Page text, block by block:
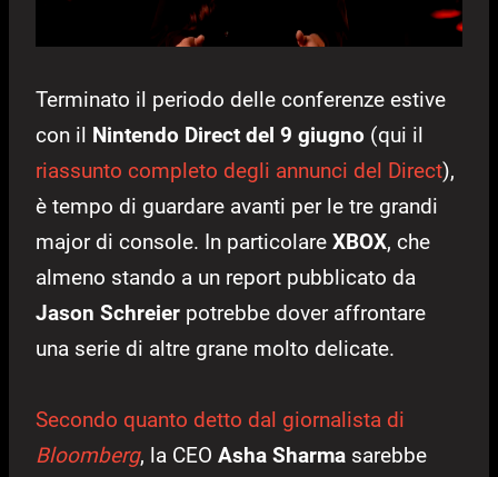
Terminato il periodo delle conferenze estive
con il Nintendo Direct del 9 giugno (qui il
riassunto completo degli annunci del Direct),
è tempo di guardare avanti per le tre grandi
major di console. In particolare XBOX, che
almeno stando a un report pubblicato da
Jason Schreier potrebbe dover affrontare
una serie di altre grane molto delicate.
Secondo quanto detto dal giornalista di
Bloomberg, la CEO Asha Sharma sarebbe